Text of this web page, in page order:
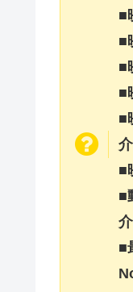
■
■
■
■
■
介
■
■
介
■